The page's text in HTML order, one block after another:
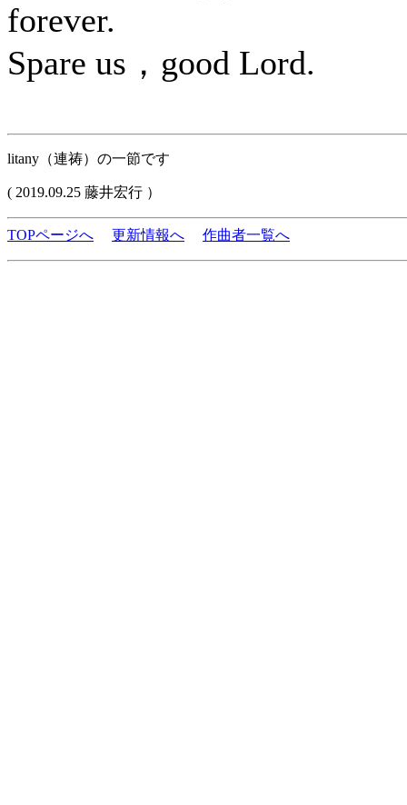
forever.
Spare us，good Lord.
litany（連祷）の一節です
( 2019.09.25 藤井宏行 ）
TOPページへ 更新情報へ 作曲者一覧へ